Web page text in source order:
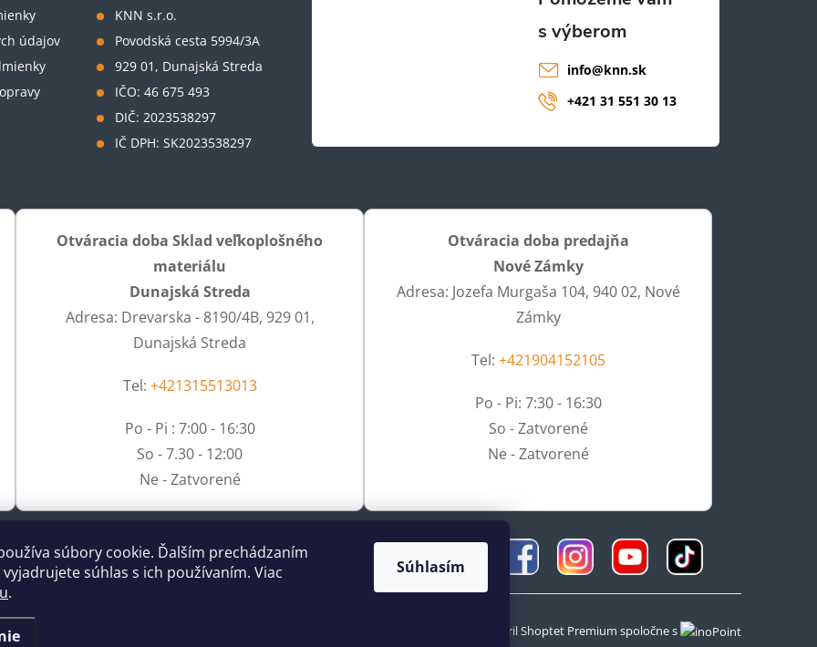
súbory cookie. Ďalším prechádzaním
súhlas s ich používaním. Viac
.
Súhlasím
údajov
KNN s.r.o.
Povodská cesta 5994/3A
929 01, Dunajská Streda
IČO: 46 675 493
DIČ: 2023538297
IČ DPH: SK2023538297
info@knn.sk
+421 31 551 30 13
Otváracia doba Sklad veľkoplošného
materiálu
Dunajská Streda
Adresa: Drevarska - 8190/4B, 929 01,
Dunajská Streda
Tel: +421315513013
Po - Pi : 7:00 - 16:30
So - 7.30 - 12:00
Ne - Zatvorené
Otváracia doba predajňa
Nové Zámky
Adresa: Jozefa Murgaša 104, 940 02, Nové
Zámky
Tel: +421904152105
Po - Pi: 7:30 - 16:30
So - Zatvorené
Ne - Zatvorené
Vytvoril Shoptet Premium spoločne s